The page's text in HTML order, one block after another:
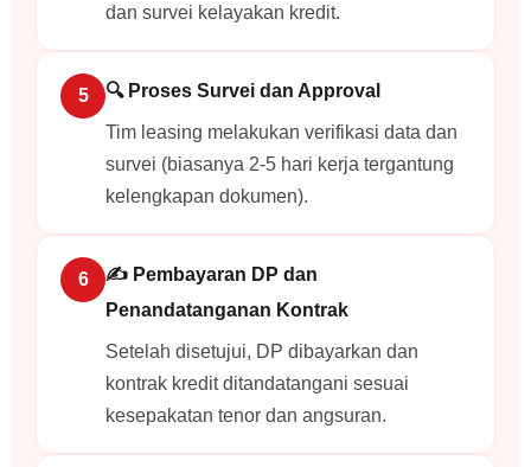
dan survei kelayakan kredit.
🔍 Proses Survei dan Approval
Tim leasing melakukan verifikasi data dan
survei (biasanya 2-5 hari kerja tergantung
kelengkapan dokumen).
✍️ Pembayaran DP dan
Penandatanganan Kontrak
Setelah disetujui, DP dibayarkan dan
kontrak kredit ditandatangani sesuai
kesepakatan tenor dan angsuran.